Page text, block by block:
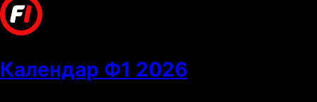
Календар Ф1 2026